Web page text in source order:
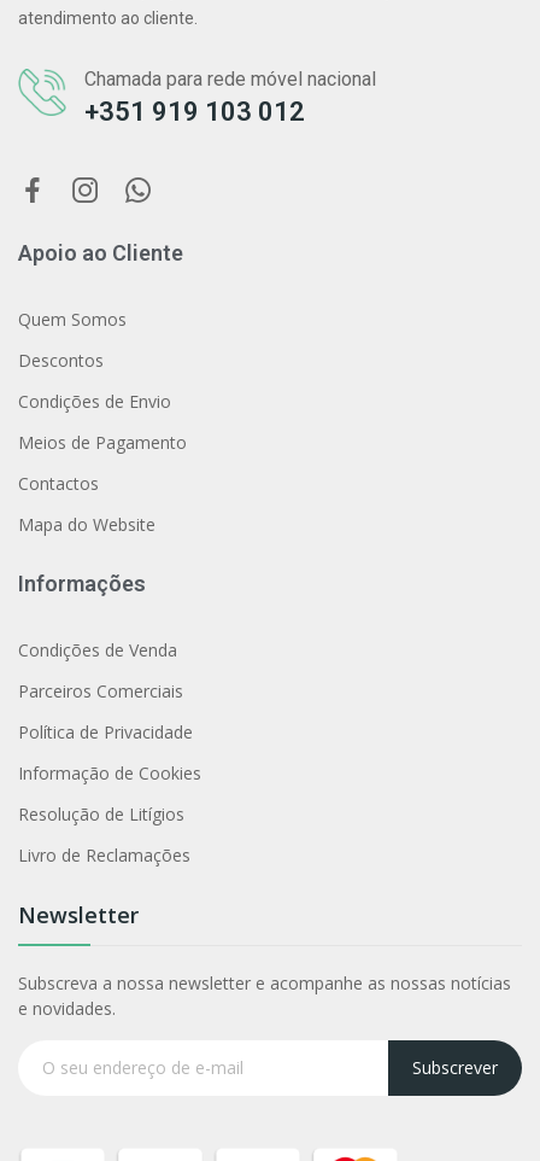
atendimento ao cliente.
Chamada para rede móvel nacional
+351 919 103 012
Apoio ao Cliente
Quem Somos
Descontos
Condições de Envio
Meios de Pagamento
Contactos
Mapa do Website
Informações
Condições de Venda
Parceiros Comerciais
Política de Privacidade
Informação de Cookies
Resolução de Litígios
Livro de Reclamações
Newsletter
Subscreva a nossa newsletter e acompanhe as nossas notícias
e novidades.
Subscrever